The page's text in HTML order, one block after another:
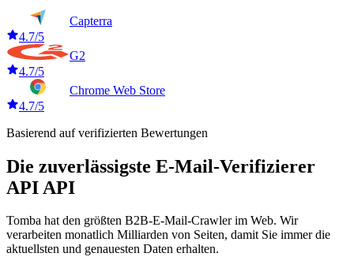
Capterra
4.7/5
G2
4.7/5
Chrome Web Store
4.7/5
Basierend auf verifizierten Bewertungen
Die zuverlässigste E-Mail-Verifizierer
API API
Tomba hat den größten B2B-E-Mail-Crawler im Web. Wir
verarbeiten monatlich Milliarden von Seiten, damit Sie immer die
aktuellsten und genauesten Daten erhalten.